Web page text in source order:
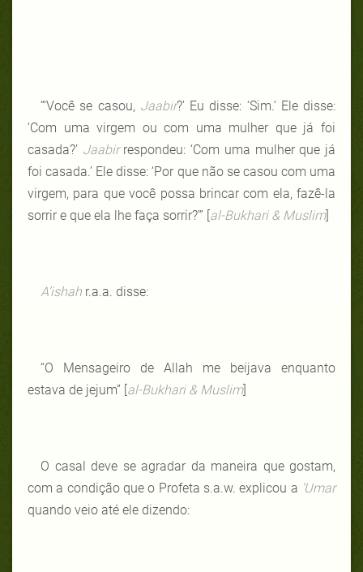
“‘Você se casou, Jaabir?’ Eu disse: ‘Sim.’ Ele disse:
‘Com uma virgem ou com uma mulher que já foi
casada?’ Jaabirrespondeu: ‘Com uma mulher que já
foi casada.’ Ele disse: ‘Por que não se casou com uma
virgem, para que você possa brincar com ela, fazê-la
sorrir e que ela lhe faça sorrir?’” [al-Bukhari & Muslim]
A’ishah r.a.a. disse:
“O Mensageiro de Allah me beijava enquanto
estava de jejum” [al-Bukhari & Muslim]
O casal deve se agradar da maneira que gostam,
com a condição que o Profeta s.a.w. explicou a ‘Umar
quando veio até ele dizendo: